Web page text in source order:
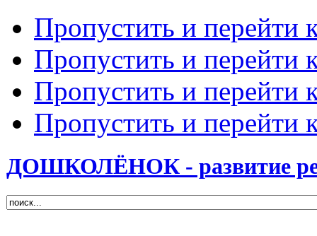
Пропустить и перейти
Пропустить и перейти
Пропустить и перейти
Пропустить и перейти
ДОШКОЛЁНОК - развитие